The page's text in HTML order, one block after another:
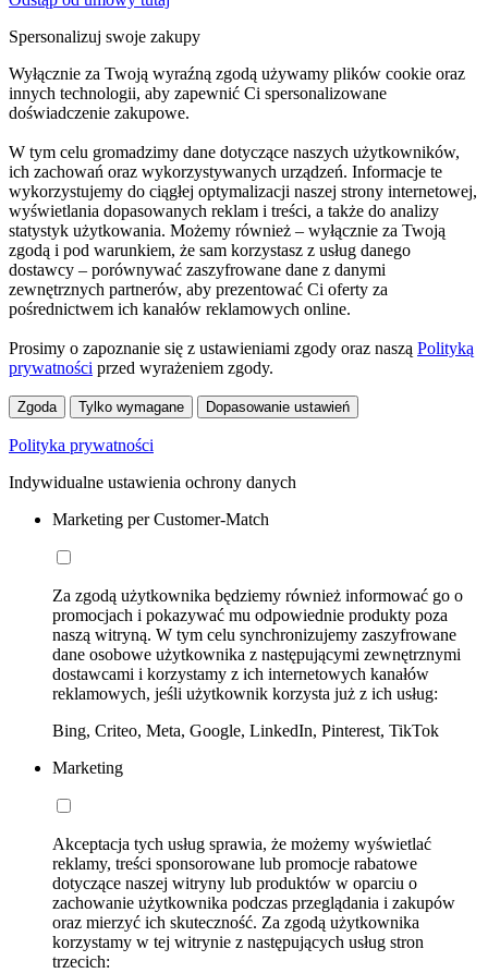
Spersonalizuj swoje zakupy
Wyłącznie za Twoją wyraźną zgodą używamy plików cookie oraz
innych technologii, aby zapewnić Ci spersonalizowane
doświadczenie zakupowe.
W tym celu gromadzimy dane dotyczące naszych użytkowników,
ich zachowań oraz wykorzystywanych urządzeń. Informacje te
wykorzystujemy do ciągłej optymalizacji naszej strony internetowej,
wyświetlania dopasowanych reklam i treści, a także do analizy
statystyk użytkowania. Możemy również – wyłącznie za Twoją
zgodą i pod warunkiem, że sam korzystasz z usług danego
dostawcy – porównywać zaszyfrowane dane z danymi
zewnętrznych partnerów, aby prezentować Ci oferty za
pośrednictwem ich kanałów reklamowych online.
Prosimy o zapoznanie się z ustawieniami zgody oraz naszą Polityką
prywatności przed wyrażeniem zgody.
Zgoda Tylko wymagane Dopasowanie ustawień
Polityka prywatności
Indywidualne ustawienia ochrony danych
Marketing per Customer-Match
Za zgodą użytkownika będziemy również informować go o
promocjach i pokazywać mu odpowiednie produkty poza
naszą witryną. W tym celu synchronizujemy zaszyfrowane
dane osobowe użytkownika z następującymi zewnętrznymi
dostawcami i korzystamy z ich internetowych kanałów
reklamowych, jeśli użytkownik korzysta już z ich usług:
Bing, Criteo, Meta, Google, LinkedIn, Pinterest, TikTok
Marketing
Akceptacja tych usług sprawia, że możemy wyświetlać
reklamy, treści sponsorowane lub promocje rabatowe
dotyczące naszej witryny lub produktów w oparciu o
zachowanie użytkownika podczas przeglądania i zakupów
oraz mierzyć ich skuteczność. Za zgodą użytkownika
korzystamy w tej witrynie z następujących usług stron
trzecich: